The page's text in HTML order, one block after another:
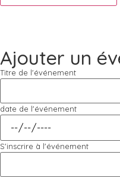
Ajouter un
Titre de l'événement
date de l'événement
S'inscrire à l'événement